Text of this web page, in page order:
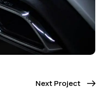
Next Project